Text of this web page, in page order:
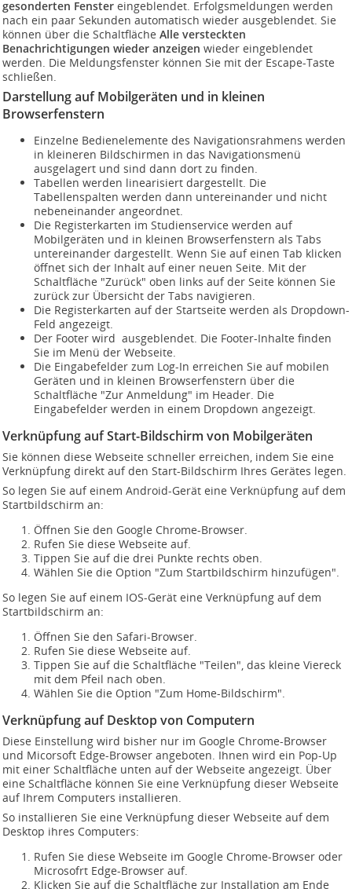
gesonderten Fenster eingeblendet. Erfolgsmeldungen werden
nach ein paar Sekunden automatisch wieder ausgeblendet. Sie
können über die Schaltfläche Alle versteckten
Benachrichtigungen wieder anzeigen wieder eingeblendet
werden. Die Meldungsfenster können Sie mit der Escape-Taste
schließen.
Darstellung auf Mobilgeräten und in kleinen
Browserfenstern
Einzelne Bedienelemente des Navigationsrahmens werden
in kleineren Bildschirmen in das Navigationsmenü
ausgelagert und sind dann dort zu finden.
Tabellen werden linearisiert dargestellt. Die
Tabellenspalten werden dann untereinander und nicht
nebeneinander angeordnet.
Die Registerkarten im Studienservice werden auf
Mobilgeräten und in kleinen Browserfenstern als Tabs
untereinander dargestellt. Wenn Sie auf einen Tab klicken
öffnet sich der Inhalt auf einer neuen Seite. Mit der
Schaltfläche "Zurück" oben links auf der Seite können Sie
zurück zur Übersicht der Tabs navigieren.
Die Registerkarten auf der Startseite werden als Dropdown-
Feld angezeigt.
Der Footer wird ausgeblendet. Die Footer-Inhalte finden
Sie im Menü der Webseite.
Die Eingabefelder zum Log-In erreichen Sie auf mobilen
Geräten und in kleinen Browserfenstern über die
Schaltfläche "Zur Anmeldung" im Header. Die
Eingabefelder werden in einem Dropdown angezeigt.
Verknüpfung auf Start-Bildschirm von Mobilgeräten
Sie können diese Webseite schneller erreichen, indem Sie eine
Verknüpfung direkt auf den Start-Bildschirm Ihres Gerätes legen.
So legen Sie auf einem Android-Gerät eine Verknüpfung auf dem
Startbildschirm an:
Öffnen Sie den Google Chrome-Browser.
Rufen Sie diese Webseite auf.
Tippen Sie auf die drei Punkte rechts oben.
Wählen Sie die Option "Zum Startbildschirm hinzufügen".
So legen Sie auf einem IOS-Gerät eine Verknüpfung auf dem
Startbildschirm an:
Öffnen Sie den Safari-Browser.
Rufen Sie diese Webseite auf.
Tippen Sie auf die Schaltfläche "Teilen", das kleine Viereck
mit dem Pfeil nach oben.
Wählen Sie die Option "Zum Home-Bildschirm".
Verknüpfung auf Desktop von Computern
Diese Einstellung wird bisher nur im Google Chrome-Browser
und Micorsoft Edge-Browser angeboten. Ihnen wird ein Pop-Up
mit einer Schaltfläche unten auf der Webseite angezeigt. Über
eine Schaltfläche können Sie eine Verknüpfung dieser Webseite
auf Ihrem Computers installieren.
So installieren Sie eine Verknüpfung dieser Webseite auf dem
Desktop ihres Computers:
Rufen Sie diese Webseite im Google Chrome-Browser oder
Microsofrt Edge-Browser auf.
Klicken Sie auf die Schaltfläche zur Installation am Ende